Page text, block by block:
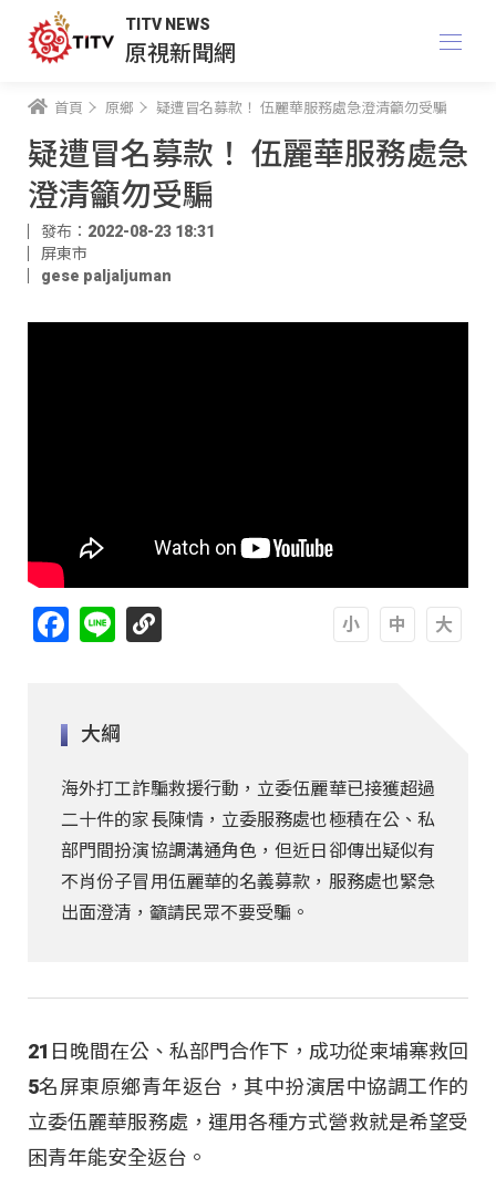
TITV NEWS
原視新聞網
首頁 原鄉 疑遭冒名募款！ 伍麗華服務處急澄清籲勿受騙
疑遭冒名募款！ 伍麗華服務處急
澄清籲勿受騙
發布：2022-08-23 18:31
屏東市
gese paljaljuman
Facebook
Line
大綱
海外打工詐騙救援行動，立委伍麗華已接獲超過
二十件的家長陳情，立委服務處也極積在公、私
部門間扮演協調溝通角色，但近日卻傳出疑似有
不肖份子冒用伍麗華的名義募款，服務處也緊急
出面澄清，籲請民眾不要受騙。
21日晚間在公、私部門合作下，成功從柬埔寨救回
5名屏東原鄉青年返台，其中扮演居中協調工作的
立委伍麗華服務處，運用各種方式營救就是希望受
困青年能安全返台。